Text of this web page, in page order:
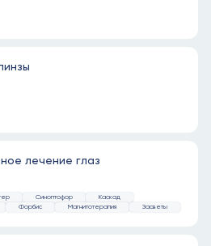
лечение глаз
Синоптофор
Каскад
Форбис Магнитотерапия Засветы